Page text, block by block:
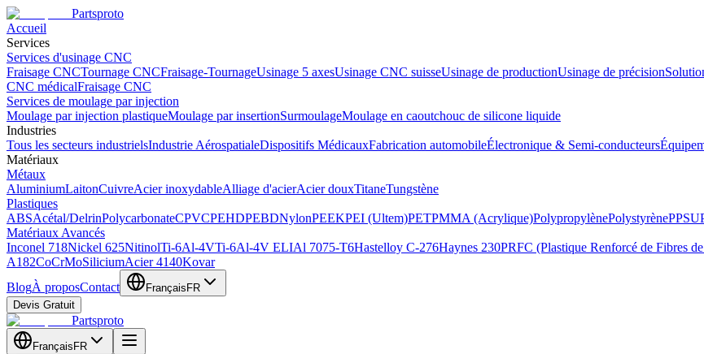
Partsproto
Accueil
Services
Services d'usinage CNC
Fraisage CNCTournage CNCFraisage-TournageUsinage 5 axesUsinage CNC suisseUsinage de productionUsinage de précision
CNC médicalFraisage CNC
Services de moulage par injection
Moulage par injection plastiqueMoulage par insertionSurmoulageMoulage en caoutchouc de silicone liquide
Industries
Tous les secteurs industrielsIndustrie AérospatialeDispositifs MédicauxFabrication automobileÉlectronique & Semi-conducteurs
Matériaux
Métaux
AluminiumLaitonCuivreAcier inoxydableAlliage d'acierAcier douxTitaneTungstène
Plastiques
ABSAcétal/DelrinPolycarbonateCPVCPEHDPEBDNylonPEEKPEI (Ultem)PETPMMA (Acrylique)PolypropylènePolystyrènePPSU
Matériaux Avancés
Inconel 718Nickel 625NitinolTi-6Al-4VTi-6Al-4V ELIAl 7075-T6Hastelloy C-276Haynes 230PRFC (Plastique Renforcé de Fibres
A182CoCrMoSiliciumAcier 4140Kovar
BlogÀ proposContact Français FR
Devis Gratuit
Partsproto
Français FR